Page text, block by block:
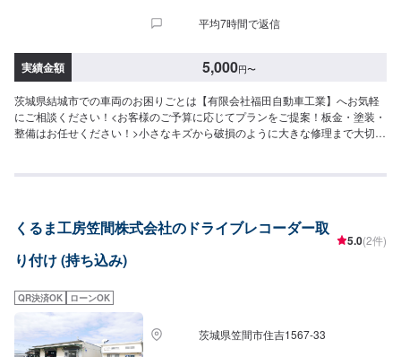
平均7時間で返信
実績金額 5,000円〜
茨城県結城市での車両のお困りごとは【有限会社福田自動車工業】へお気軽
にご相談ください！<お客様のご予算に応じてプランをご提案！板金・塗装・
整備はお任せください！>小さなキズから破損のように大きな修理まで大切な
きし、最適な施工方法をご提案しますので、お気軽にお問い合わせ下さい。
～2日程度で納車となります。(要相談)納期は前後する場合がございます。予
めご了承ください。-----代車について-----代車をご用意しています。お車の作
業中は代車をご利用ください。※代車の燃料代はお客様にご負担いただいてお
ださい。駐車スペースは事務所前の空いているスペースに駐車してくださ
い。受付はスタッフへ「メンテモで予約しました」とお伝えください。ご案
内いたします。【定休日・営業時間】定休日：日曜、祝日営業時間：
8:00~18:00
くるま工房笠間株式会社のドライブレコーダー取
り付け (持ち込み)
5.0(2件)
QR決済OK ローンOK
茨城県笠間市住吉1567-33